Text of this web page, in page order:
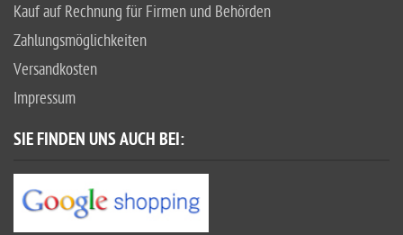
Kauf auf Rechnung für Firmen und Behörden
Zahlungsmöglichkeiten
Versandkosten
Impressum
SIE FINDEN UNS AUCH BEI: